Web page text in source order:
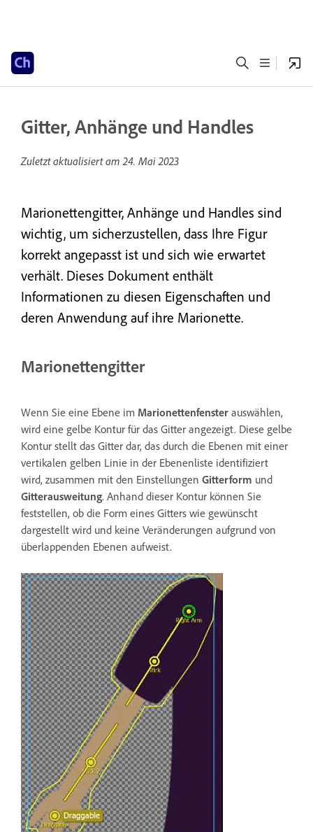
Gitter, Anhänge und Handles
Zuletzt aktualisiert am24. Mai 2023
Marionettengitter, Anhänge und Handles sind
wichtig, um sicherzustellen, dass Ihre Figur
korrekt angepasst ist und sich wie erwartet
verhält. Dieses Dokument enthält
Informationen zu diesen Eigenschaften und
deren Anwendung auf ihre Marionette.
Marionettengitter
Wenn Sie eine Ebene im Marionettenfenster auswählen,
wird eine gelbe Kontur für das Gitter angezeigt. Diese gelbe
Kontur stellt das Gitter dar, das durch die Ebenen mit einer
vertikalen gelben Linie in der Ebenenliste identifiziert
wird, zusammen mit den Einstellungen Gitterform und
Gitterausweitung. Anhand dieser Kontur können Sie
feststellen, ob die Form eines Gitters wie gewünscht
dargestellt wird und keine Veränderungen aufgrund von
überlappenden Ebenen aufweist.